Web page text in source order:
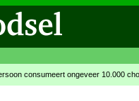
consumeert ongeveer 10.000